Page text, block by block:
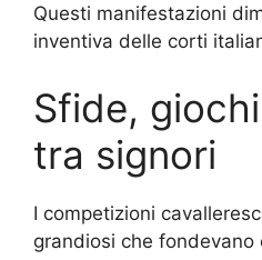
Questi manifestazioni
inventiva delle corti
Sfide,
tra signori
I competizioni
grandiosi che